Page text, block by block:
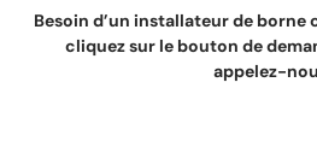
Besoin d’un installateur de borne
cliquez sur le bouton de
appelez-